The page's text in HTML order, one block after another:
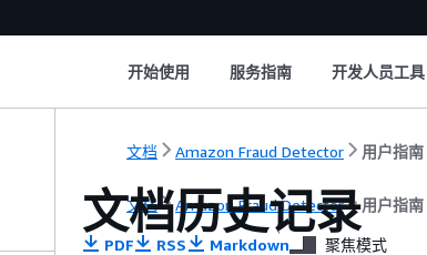
开始使用 服务指南 开发人员工具
文档 Amazon Fraud Detector 用户指南
文档 Amazon Fraud Detector 用户指南
文档历史记录
PDF RSS Markdown 聚焦模式